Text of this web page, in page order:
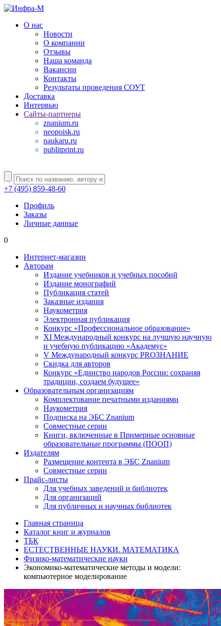
О нас
Новости
О компании
Отзывы
Наша команда
Вакансии
Контакты
Результаты проведения СОУТ
Доставка
Интервью
Сайты-партнеры
znanium.ru
neopoisk.ru
naukaru.ru
publitprint.ru
+7 (495) 859-48-60
Профиль
Заказы
Личные данные
0
Интернет-магазин
Авторам
Издание учебников и учебных пособий
Издание монографий
Публикация статей
Заказные издания
Наукометрия
Электронная публикация
Конкурс «Профессиональное образование»
XI Международный конкурс на лучшую научную
и учебную публикацию «Академус»
V Международный конкурс PROЗНАНИЕ
Скидка для авторов
Конкурс «Единство народов России: сохраняя
традиции, создаем будущее»
Образовательным организациям
Комплектование печатными изданиями
Наукометрия
Подписка на ЭБС Znanium
Совместные серии
Книги, включенные в Примерные основные
образовательные программы (ПООП)
Издателям
Размещение контента в ЭБС Znanium
Совместные серии
Прайс-листы
Для учебных заведений и библиотек
Для организаций
Для публичных и научных библиотек
Главная страница
Каталог книг и журналов
ТБК
ЕСТЕСТВЕННЫЕ НАУКИ. МАТЕМАТИКА
Физико-математические науки
Экономико-математические методы и модели:
компьютерное моделирование